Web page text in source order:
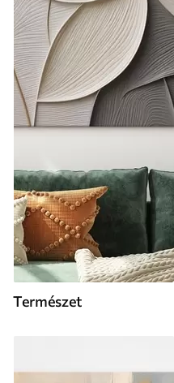
Természet